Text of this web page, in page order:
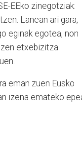
EEko zinegotziak:
Lanean ari gara,
eginak egotea, non
etxebizitza
eman zuen Eusko
izena emateko